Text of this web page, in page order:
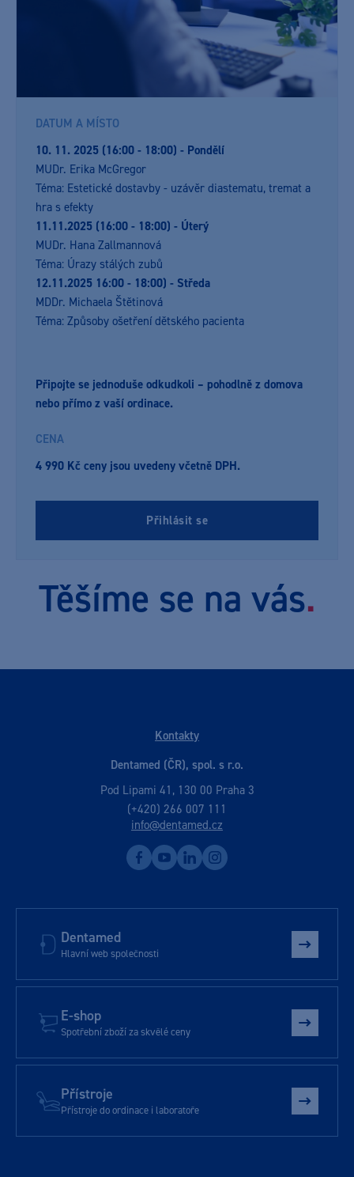
DATUM A MÍSTO
10. 11. 2025 (16:00 - 18:00) - Pondělí
MUDr. Erika McGregor
Téma: Estetické dostavby - uzávěr diastematu, tremat a
hra s efekty
11.11.2025 (16:00 - 18:00) - Úterý
MUDr. Hana Zallmannová
Téma: Úrazy stálých zubů
12.11.2025 16:00 - 18:00) - Středa
MDDr. Michaela Štětinová
Téma: Způsoby ošetření dětského pacienta
Připojte se jednoduše odkudkoli – pohodlně z domova
nebo přímo z vaší ordinace.
CENA
4 990 Kč ceny jsou uvedeny včetně DPH.
Přihlásit se
Těšíme se na vás.
Kontakty
Dentamed (ČR), spol. s r.o.
Pod Lipami 41, 130 00 Praha 3
(+420) 266 007 111
info@dentamed.cz
Dentamed
Hlavní web společnosti
E-shop
Spotřební zboží za skvělé ceny
Přístroje
Přístroje do ordinace i laboratoře